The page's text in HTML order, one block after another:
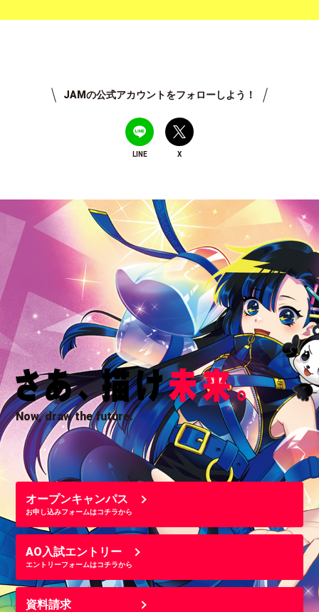
JAMの公式アカウントをフォローしよう！
LINE X
Now, draw the future.
オープンキャンパス
お申し込みフォームはコチラから
AO入試エントリー
エントリーフォームはコチラから
資料請求